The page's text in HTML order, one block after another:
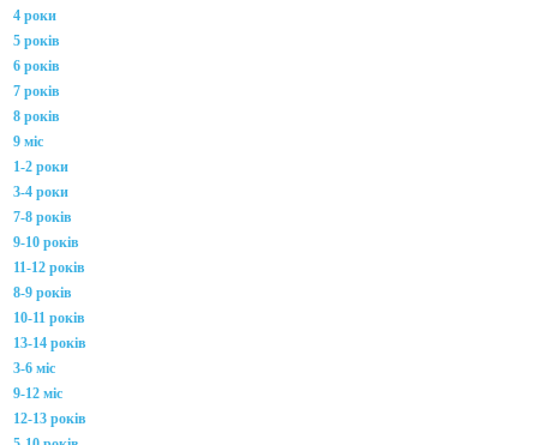
4 роки
5 років
6 років
7 років
8 років
9 міс
1-2 роки
3-4 роки
7-8 років
9-10 років
11-12 років
8-9 років
10-11 років
13-14 років
3-6 міс
9-12 міс
12-13 років